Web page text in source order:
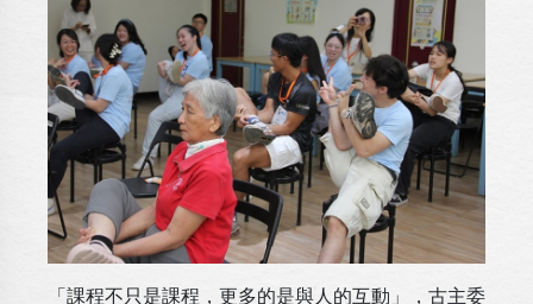
「課程不只是課程，更多的是與人的互動」，古主委